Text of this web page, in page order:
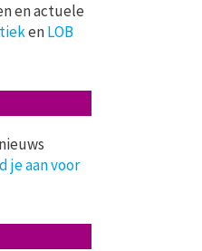
en actuele
enLOB
je aan voor